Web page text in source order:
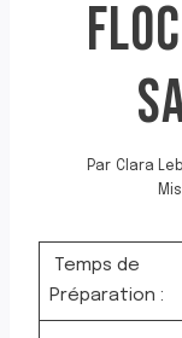
Par Clara
Temps de
Préparation :